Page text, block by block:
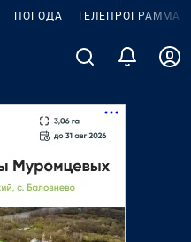
ПОГОДА ТЕЛЕПРОГРАММА